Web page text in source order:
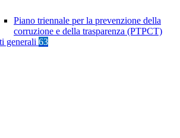
Piano triennale per la prevenzione della
corruzione e della trasparenza (PTPCT)
generali 63